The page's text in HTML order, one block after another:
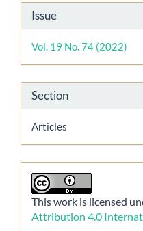
Article
Details
Issue
Vol. 19 No. 74 (2022)
Section
Articles
This work is licensed
Attribution 4.0